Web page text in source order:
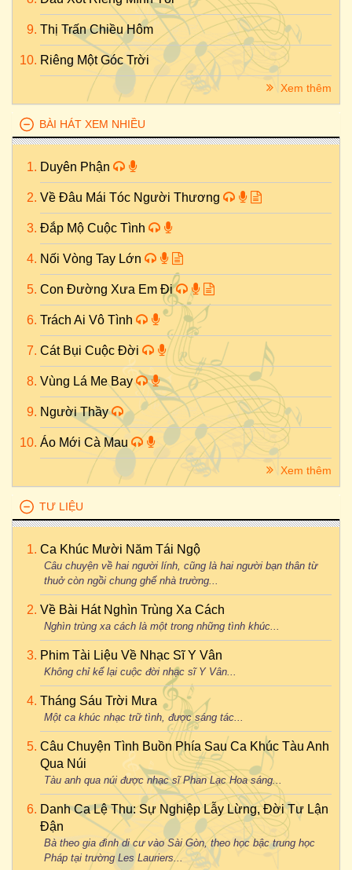
Thị Trấn Chiều Hôm
Riêng Một Góc Trời
Xem thêm
BÀI HÁT XEM NHIỀU
Duyên Phận
Về Đâu Mái Tóc Người Thương
Đắp Mộ Cuộc Tình
Nối Vòng Tay Lớn
Con Đường Xưa Em Đi
Trách Ai Vô Tình
Cát Bụi Cuộc Đời
Vùng Lá Me Bay
Người Thầy
Áo Mới Cà Mau
Xem thêm
TƯ LIỆU
Ca Khúc Mười Năm Tái Ngộ
Câu chuyện về hai người lính, cũng là hai người bạn thân từ
thuở còn ngồi chung ghế nhà trường...
Về Bài Hát Nghìn Trùng Xa Cách
Nghìn trùng xa cách là một trong những tình khúc...
Phim Tài Liệu Về Nhạc Sĩ Y Vân
Không chỉ kể lại cuộc đời nhạc sĩ Y Vân...
Tháng Sáu Trời Mưa
Một ca khúc nhạc trữ tình, được sáng tác...
Câu Chuyện Tình Buồn Phía Sau Ca Khúc Tàu Anh
Qua Núi
Tàu anh qua núi được nhạc sĩ Phan Lạc Hoa sáng...
Danh Ca Lệ Thu: Sự Nghiệp Lẫy Lừng, Đời Tư Lận
Đận
Bà theo gia đình di cư vào Sài Gòn, theo học bậc trung học
Pháp tại trường Les Lauriers...